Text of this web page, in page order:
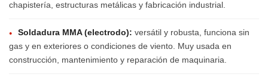
chapistería, estructuras metálicas y fabricación industrial.
● Soldadura MMA (electrodo): versátil y robusta, funciona sin
gas y en exteriores o condiciones de viento. Muy usada en
construcción, mantenimiento y reparación de maquinaria.